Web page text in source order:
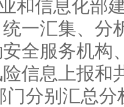
和信息化部
一汇集、分
全服务机构
信息上报和
门分别汇总